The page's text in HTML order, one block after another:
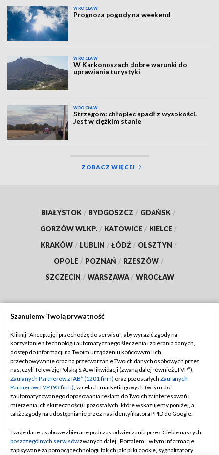
WROCŁAW
Prognoza pogody na weekend
WROCŁAW
W Karkonoszach dobre warunki do
uprawiania turystyki
WROCŁAW
Strzegom: chłopiec spadł z wysokości.
Jest w ciężkim stanie
ZOBACZ WIĘCEJ
BIAŁYSTOK / BYDGOSZCZ / GDAŃSK /
GORZÓW WLKP. / KATOWICE / KIELCE /
KRAKÓW / LUBLIN / ŁÓDŹ / OLSZTYN /
OPOLE / POZNAŃ / RZESZÓW /
SZCZECIN / WARSZAWA / WROCŁAW
TVP
Abonament TVP
Emisja w TVP
Centrum informacji TVP
Naziemna Telewizja Cyfrowa
Rada Programowa
Regulamin TVP
Polityka prywatności
Moje zgody
Pomoc
Kontakt
Szanujemy Twoją prywatność
Kliknij "Akceptuję i przechodzę do serwisu", aby wyrazić zgody na
korzystanie z technologii automatycznego śledzenia i zbierania danych,
dostęp do informacji na Twoim urządzeniu końcowym i ich
przechowywanie oraz na przetwarzanie Twoich danych osobowych przez
nas, czyli Telewizję Polską S.A. w likwidacji (zwaną dalej również „TVP”),
Zaufanych Partnerów z IAB* (1201 firm) oraz pozostałych Zaufanych
Partnerów TVP (93 firm), w celach marketingowych (w tym do
zautomatyzowanego dopasowania reklam do Twoich zainteresowań i
mierzenia ich skuteczności) i pozostałych, które wskazujemy poniżej, a
także zgody na udostępnianie przez nas identyfikatora PPID do Google.
Twoje dane osobowe zbierane podczas odwiedzania przez Ciebie naszych
poszczególnych serwisówzwanych dalej „Portalem”, w tym informacje
zapisywane za pomocą technologii takich jak: pliki cookie, sygnalizatory